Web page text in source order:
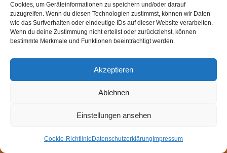
Cookies, um Geräteinformationen zu speichern und/oder darauf
zuzugreifen. Wenn du diesen Technologien zustimmst, können wir Daten
wie das Surfverhalten oder eindeutige IDs auf dieser Website verarbeiten.
Wenn du deine Zustimmung nicht erteilst oder zurückziehst, können
bestimmte Merkmale und Funktionen beeinträchtigt werden.
Akzeptieren
Ablehnen
Einstellungen ansehen
Cookie-Richtlinie Datenschutzerklärung Impressum
© Weingut Thomas Steigelmann
HOME AKTUELLES WEINGUT SHOP FEWOS
Impressum